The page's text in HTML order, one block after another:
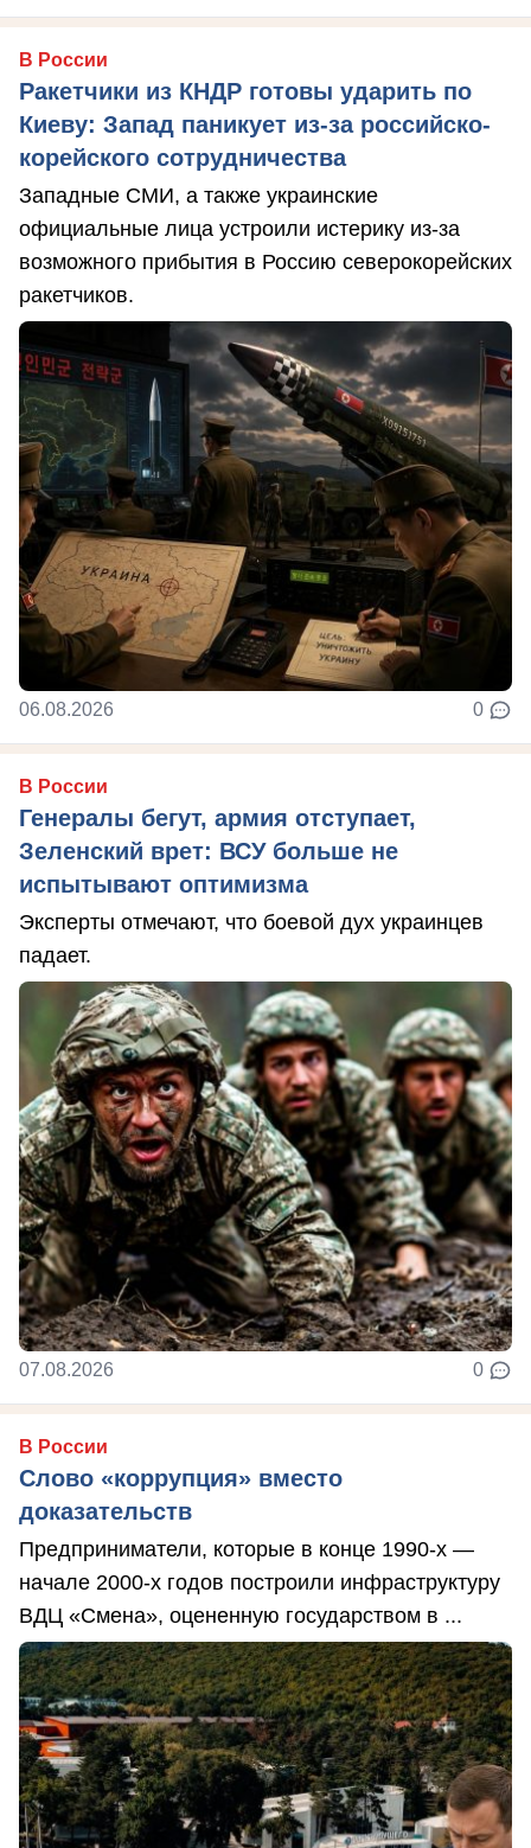
В России
Ракетчики из КНДР готовы ударить по
Киеву: Запад паникует из-за российско-
корейского сотрудничества
Западные СМИ, а также украинские
официальные лица устроили истерику из-за
возможного прибытия в Россию северокорейских
ракетчиков.
06.08.2026 0
В России
Генералы бегут, армия отступает,
Зеленский врет: ВСУ больше не
испытывают оптимизма
Эксперты отмечают, что боевой дух украинцев
падает.
07.08.2026 0
В России
Слово «коррупция» вместо
доказательств
Предприниматели, которые в конце 1990-х —
начале 2000-х годов построили инфраструктуру
ВДЦ «Смена», оцененную государством в ...